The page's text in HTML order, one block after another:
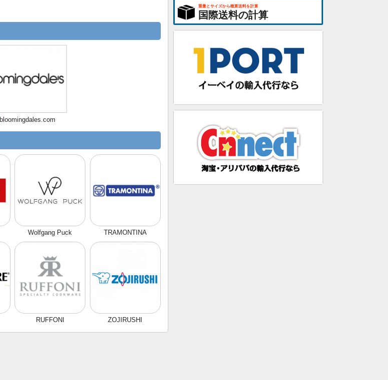
bloomingdales.com
Wolfgang Puck TRAMONTINA
RUFFONI ZOJIRUSHI
重量とサイズから概算送料を計算
国際送料の計算